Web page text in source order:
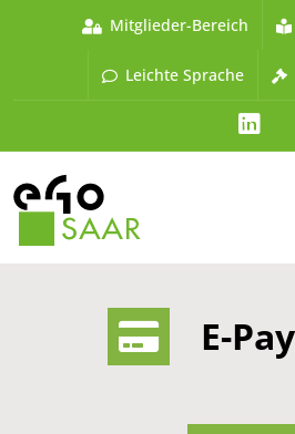
Mitglieder-Bereich
Leichte Sprache
E-